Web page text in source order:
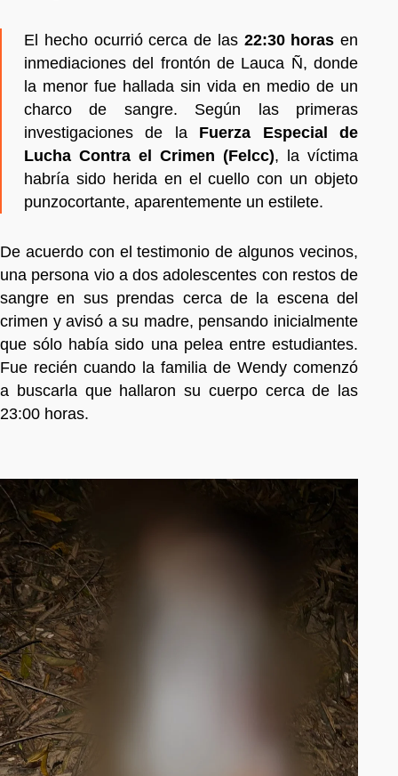
El hecho ocurrió cerca de las 22:30 horas en
inmediaciones del frontón de Lauca Ñ, donde
la menor fue hallada sin vida en medio de un
charco de sangre. Según las primeras
investigaciones de la Fuerza Especial de
Lucha Contra el Crimen (Felcc), la víctima
habría sido herida en el cuello con un objeto
punzocortante, aparentemente un estilete.
De acuerdo con el testimonio de algunos vecinos,
una persona vio a dos adolescentes con restos de
sangre en sus prendas cerca de la escena del
crimen y avisó a su madre, pensando inicialmente
que sólo había sido una pelea entre estudiantes.
Fue recién cuando la familia de Wendy comenzó
a buscarla que hallaron su cuerpo cerca de las
23:00 horas.